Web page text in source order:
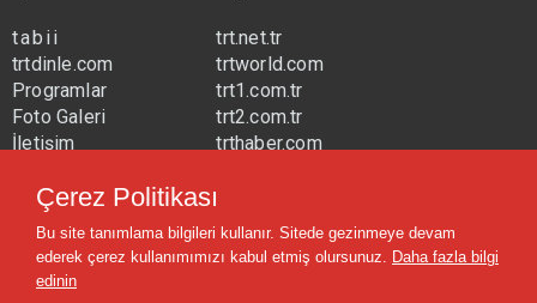
tabii
trtdinle.com
Programlar
Foto Galeri
İletişim
trt.net.tr
trtworld.com
trt1.com.tr
trt2.com.tr
trthaber.com
trtavaz.com.tr
trtmuzik.net.tr
trtcocuk.net.tr
Çerez Politikası
Bu site tanımlama bilgileri kullanır. Sitede gezinmeye devam
ederek çerez kullanımımızı kabul etmiş olursunuz. Daha fazla bilgi
edinin